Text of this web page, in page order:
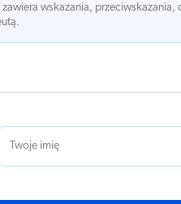
wskazania,